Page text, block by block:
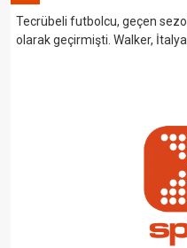
Tecrübeli futbolcu, geçen
olarak geçirmişti. Walker,